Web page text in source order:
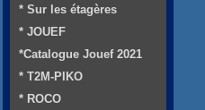
* Sur les étagères
* JOUEF
*Catalogue Jouef 2021
* T2M-PIKO
* ROCO